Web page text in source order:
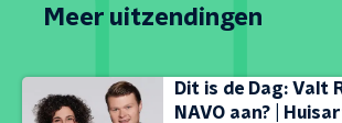
Meer uitzendingen
Dit is de Dag: Valt
NAVO aan? |